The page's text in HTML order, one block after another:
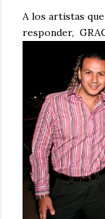
A los artistas
responder,